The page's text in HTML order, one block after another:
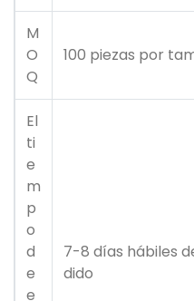
M
O
Q
100 piezas por
El
ti
e
m
p
o
d
e
e
7-8 días hábiles
dido